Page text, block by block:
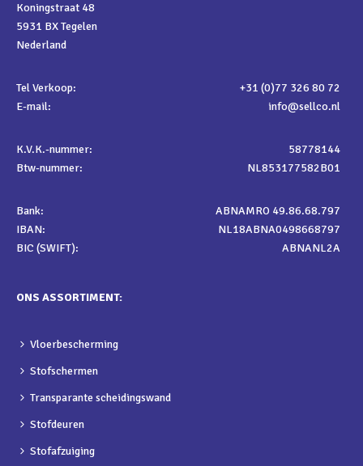
Koningstraat 48
5931 BX Tegelen
Nederland
Tel Verkoop:
+31 (0)77 326 80 72
E-mail:
info@sellco.nl
K.V.K.-nummer:
58778144
Btw-nummer:
NL853177582B01
Bank:
ABNAMRO 49.86.68.797
IBAN:
NL18ABNA0498668797
BIC (SWIFT):
ABNANL2A
ONS ASSORTIMENT:
Vloerbescherming
Stofschermen
Transparante scheidingswand
Stofdeuren
Stofafzuiging